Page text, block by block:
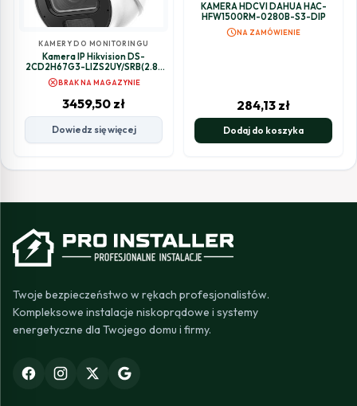
KAMERY DO MONITORINGU
Kamera IP Hikvision DS-
2CD2H67G3-LIZS2UY/SRB(2.8-
cancelBRAK NA MAGAZYNIE
3459,50 zł
Dowiedz się więcej
KAMERA HDCVI DAHUA HAC-
HFW1500RM-0280B-S3-DIP
scheduleNA ZAMÓWIENIE
284,13 zł
Dodaj do koszyka
Twoje bezpieczeństwo w rękach profesjonalistów.
Kompleksowe instalacje niskoprądowe i systemy
energetyczne dla Twojego domu i firmy.